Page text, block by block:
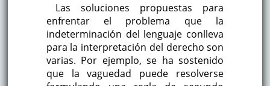
Las soluciones propuestas para
enfrentar el problema que la
indeterminación del lenguaje conlleva
para la interpretación del derecho son
varias. Por ejemplo, se ha sostenido
que la vaguedad puede resolverse